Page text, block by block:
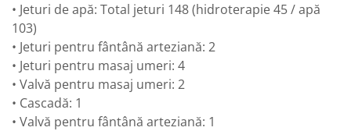
• Jeturi de apă: Total jeturi 148 (hidroterapie 45 / apă
103)
• Jeturi pentru fântână arteziană: 2
• Jeturi pentru masaj umeri: 4
• Valvă pentru masaj umeri: 2
• Cascadă: 1
• Valvă pentru fântână arteziană: 1